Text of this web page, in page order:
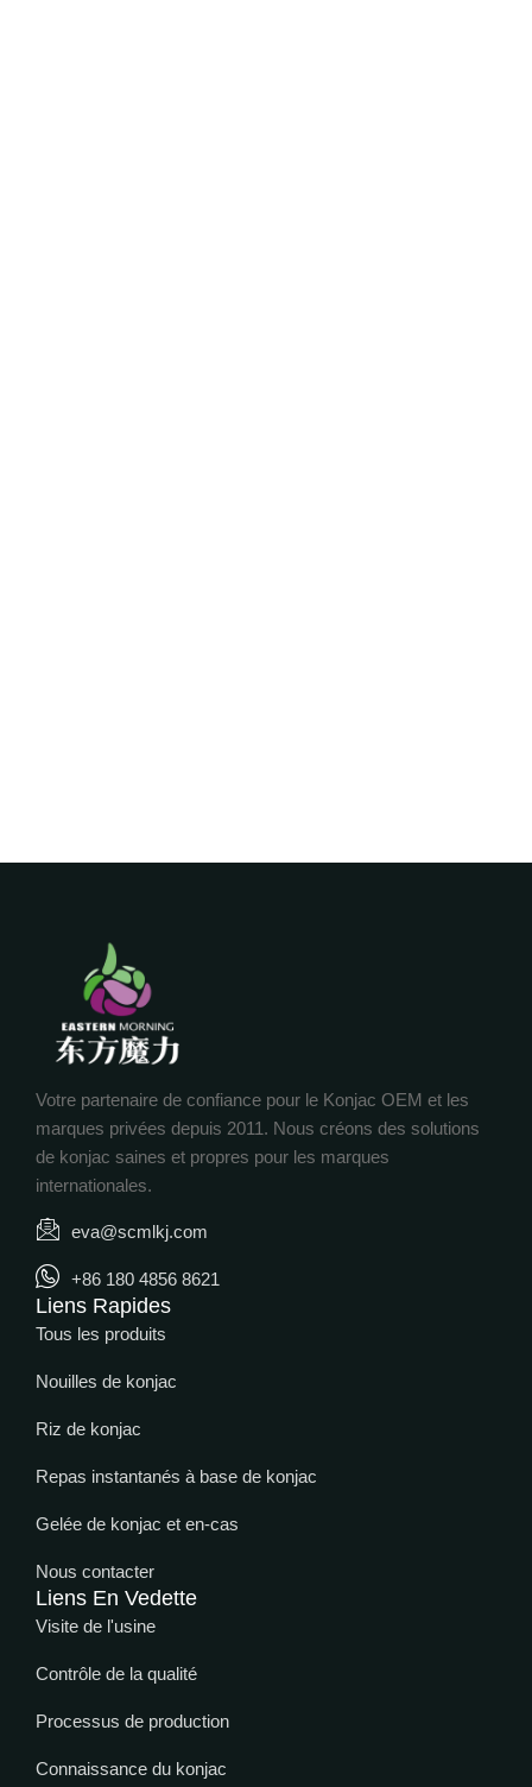
Votre partenaire de confiance pour le Konjac OEM et les
marques privées depuis 2011. Nous créons des solutions
de konjac saines et propres pour les marques
internationales.
eva@scmlkj.com
+86 180 4856 8621
Liens Rapides
Tous les produits
Nouilles de konjac
Riz de konjac
Repas instantanés à base de konjac
Gelée de konjac et en-cas
Nous contacter
Liens En Vedette
Visite de l'usine
Contrôle de la qualité
Processus de production
Connaissance du konjac